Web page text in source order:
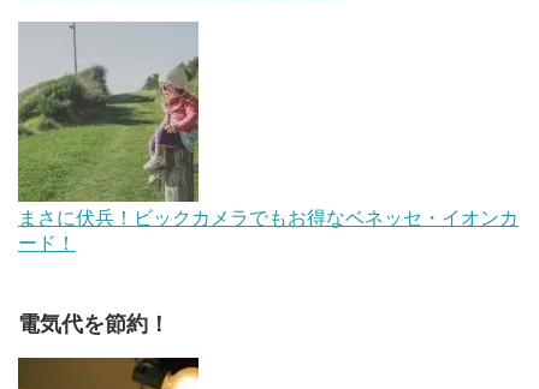
まさに伏兵！ビックカメラでもお得なベネッセ・イオンカ
ード！
電気代を節約！